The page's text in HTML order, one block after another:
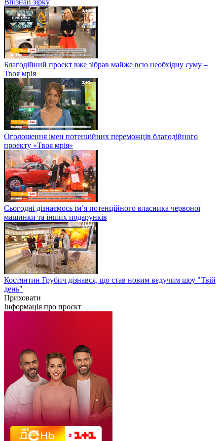
Благодійний проект вже зібрав майже всю необхідну суму –
Твоя мрія
Оголошення імен потенційних переможців благодійного
проекту «Твоя мрія»
Сьогодні дізнаємось ім’я потенційного власника червоної
машинки та інших подарунків
Костянтин Грубич дізнався, що став новим ведучим шоу "Твій
день"
Приховати
Інформація про проєкт